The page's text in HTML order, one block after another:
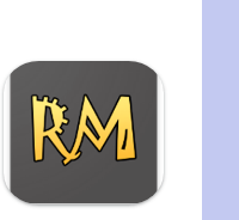
манги и ранобэ